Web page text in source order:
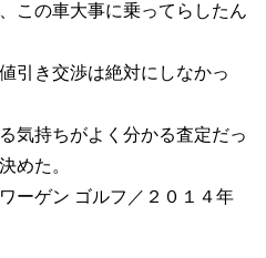
この車大事に乗ってらしたん
引き交渉は絶対にしなかっ
気持ちがよく分かる査定だっ
めた。
ーゲン ゴルフ／２０１４年